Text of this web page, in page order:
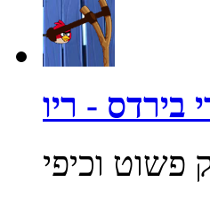
בירדס - ריו